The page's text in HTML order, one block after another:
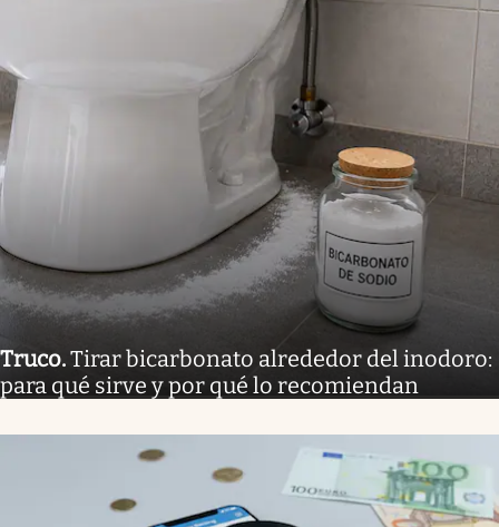
Truco.Tirar bicarbonato alrededor del inodoro:
para qué sirve y por qué lo recomiendan